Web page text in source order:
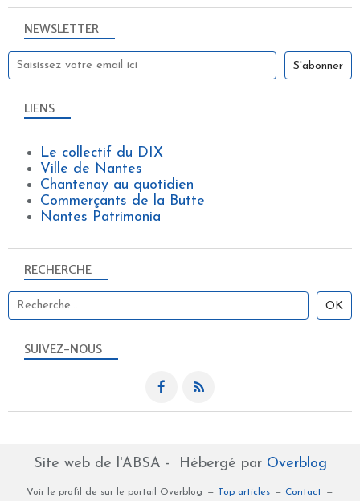
NEWSLETTER
SUIVEZ-NOUS
RECHERCHE
LIENS
Le collectif du DIX
Ville de Nantes
Chantenay au quotidien
Commerçants de la Butte
Nantes Patrimonia
Site web de l'ABSA - Hébergé par Overblog
Voir le profil de sur le portail Overblog Top articles Contact